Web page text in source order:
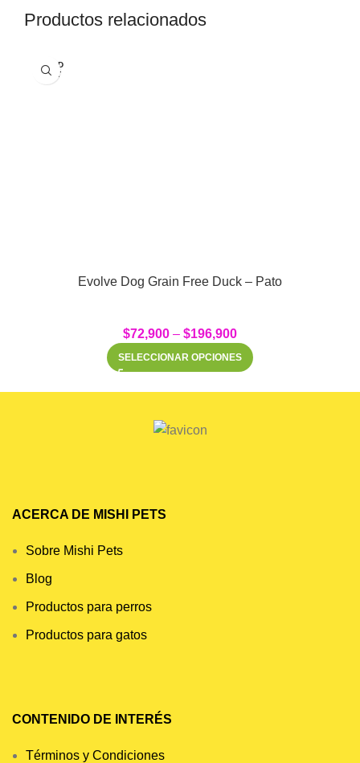
Productos relacionados
SOLD
OUT
Evolve Dog Grain Free Duck – Pato
$72,900 – $196,900
SELECCIONAR OPCIONES
ACERCA DE MISHI PETS
Sobre Mishi Pets
Blog
Productos para perros
Productos para gatos
CONTENIDO DE INTERÉS
Términos y Condiciones